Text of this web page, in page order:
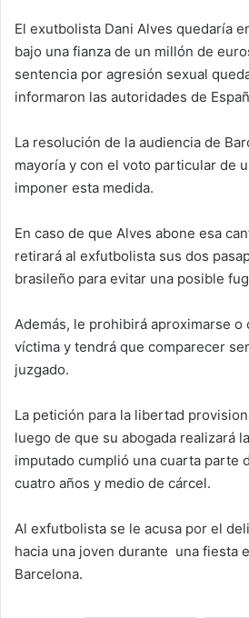
El exutbolista Dani Alves quedaría
bajo una fianza de un millón de
sentencia por agresión sexual
informaron las autoridades de
La resolución de la audiencia de
mayoría y con el voto particular de
imponer esta medida.
En caso de que Alves abone esa
retirará al exfutbolista sus dos
brasileño para evitar una posible
Además, le prohibirá aproximarse o
víctima y tendrá que comparecer
juzgado.
La petición para la libertad
luego de que su abogada realizará
imputado cumplió una cuarta parte
cuatro años y medio de cárcel.
Al exfutbolista se le acusa por el
hacia una joven durante una fiesta
Barcelona.